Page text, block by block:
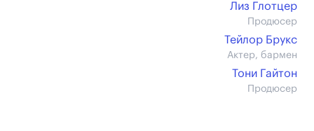
Лиз Глотцер
Продюсер
Тейлор Брукс
Актер, бармен
Тони Гайтон
Продюсер